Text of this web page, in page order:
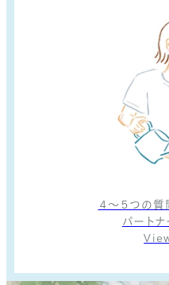
４〜５つの
パート